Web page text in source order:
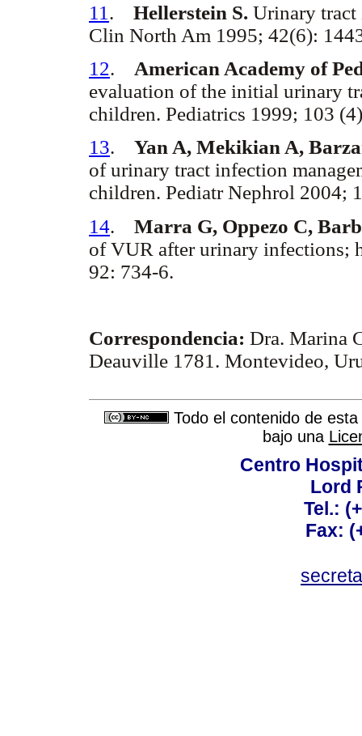
11 . Hellerstein S. Urinary tract
Clin North Am 1995; 42(6):
12. American Academy of
evaluation of the initial urinary
children. Pediatrics 1999; 103
13. Yan A, Mekikian A,
of urinary tract infection
children. Pediatr Nephrol 2004;
14. Marra G, Oppezo C,
of VUR after urinary infections;
92: 734-6.
Correspondencia: Dra. Marina
Deauville 1781. Montevideo,
Todo el contenido de
bajo una
Centro
Lord
Tel.:
Fax: